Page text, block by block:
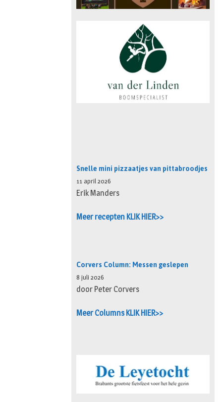
Snelle mini pizzaatjes van pittabroodjes
11 april 2026
Erik Manders
Meer recepten KLIK HIER>>
Corvers Column: Messen geslepen
8 juli 2026
door Peter Corvers
Meer Columns KLIK HIER>>